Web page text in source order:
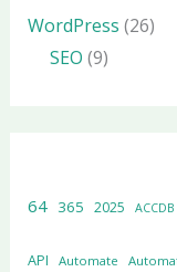
WordPress (26)
SEO (9)
64 365 2025 ACCDB
API Automate